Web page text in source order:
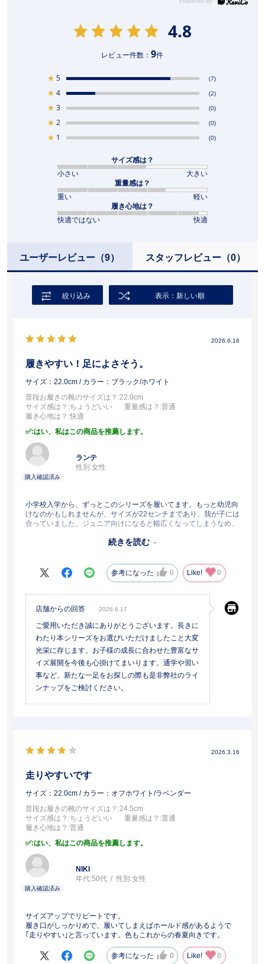
4.8
レビュー件数：9件
★ 5 (7)
★ 4 (2)
★ 3 (0)
★ 2 (0)
★ 1 (0)
サイズ感は？
小さい
大きい
重量感は？
重い
軽い
履き心地は？
快適ではない
快適
ユーザーレビュー （9） スタッフレビュー（0）
絞り込み 表示：新しい順
2026.6.16
履きやすい！足によさそう。
サイズ：22.0cm / カラー：ブラック/ホワイト
普段お履きの靴のサイズは？ :22.0cm
サイズ感は？ :ちょうどいい 重量感は？ :普通
履き心地は？ :快適
:はい、私はこの商品を推薦します。
ランテ
性別:女性
小学校入学から、ずっとこのシリーズを履いてます。もっと幼児向
けなのかもしれませんが、サイズが22センチまであり、我が子には
合っていました。ジュニア向けになると幅広くなってしまうなめ、
ラベンダーを選んできましたが、大人っぽく黒にしました。親とし
続きを読む
参考になった 0 Like! 0
店舗からの回答 2026.6.17
ご愛用いただき誠にありがとうございます。長きに
わたり本シリーズをお選びいただけましたこと大変
光栄に存じます。お子様の成長に合わせた豊富なサ
イズ展開を今後も心掛けてまいります。通学や習い
事など、新たな一足をお探しの際も是非弊社のライ
ンナップをご検討ください。
2026.3.16
走りやすいです
サイズ：22.0cm / カラー：オフホワイト/ラベンダー
普段お履きの靴のサイズは？ :24.5cm
サイズ感は？ :ちょうどいい 重量感は？ :普通
履き心地は？ :普通
:はい、私はこの商品を推薦します。
NIKI
年代:50代 性別:女性
サイズアップでリピートです。
履き口がしっかりめで、履いてしまえばホールド感があるようで
｢走りやすい｣と言っています。色もこれからの春夏向きです。
参考になった 0 Like! 0